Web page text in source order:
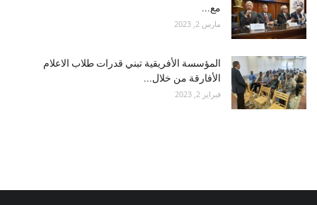
مع...
مارس 2, 2023
المؤسسة الأفريقية تبني قدرات طلاب الاعلام
الأفارقة من خلال...
فبراير 2, 2023